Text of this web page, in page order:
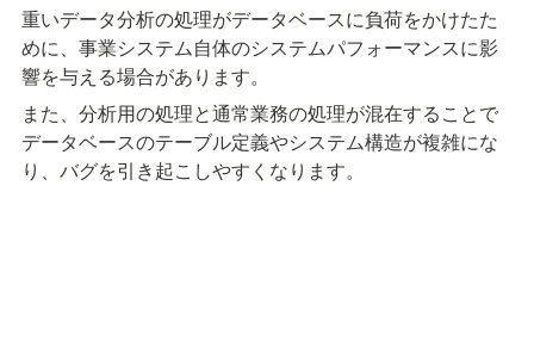
重いデータ分析の処理がデータベースに負荷をかけたた
めに、事業システム自体のシステムパフォーマンスに影
響を与える場合があります。
また、分析用の処理と通常業務の処理が混在することで
データベースのテーブル定義やシステム構造が複雑にな
り、バグを引き起こしやすくなります。